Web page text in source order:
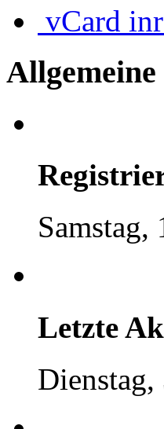
vCard
Samstag,
Letzte